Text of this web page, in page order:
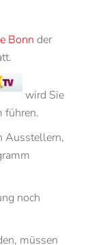
Bonn der
wird Sie
führen.
Ausstellern,
noch
müssen